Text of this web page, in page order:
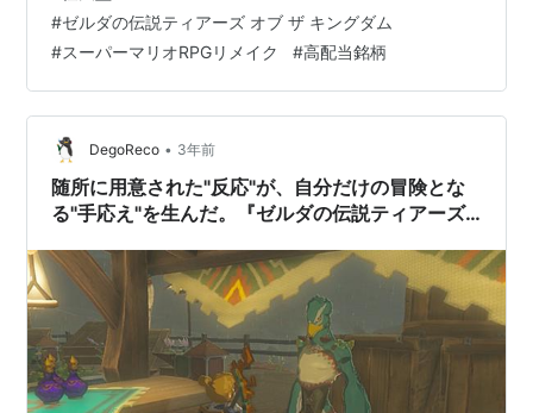
#ゼルダの伝説ティアーズ オブ ザ キングダム
#スーパーマリオRPGリメイク #高配当銘柄
DegoReco • 3年前
随所に用意された"反応"が、自分だけの冒険とな
る"手応え"を生んだ。『ゼルダの伝説ティアーズ